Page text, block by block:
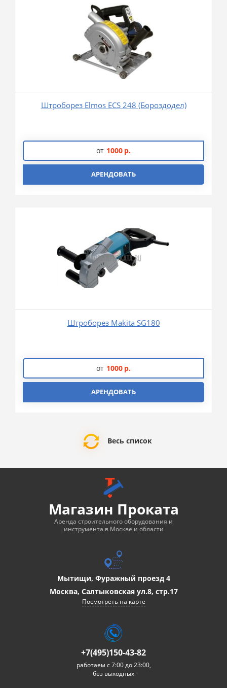
Штроборез Elmos ECS 248 (Бороздодел)
от 1000 р.
АРЕНДОВАТЬ
Штроборез Makita SG180
от 1000 р.
АРЕНДОВАТЬ
Весь список
Магазин Проката
Аренда строительного оборудования и
инструмента в Москве и области
Мытищи, Фуражный проезд 4
Москва, Салтыковская ул.8, стр.17
Посмотреть на карте
+7(495)150-43-82
работаем с 7:00 до 23:00,
без выходных